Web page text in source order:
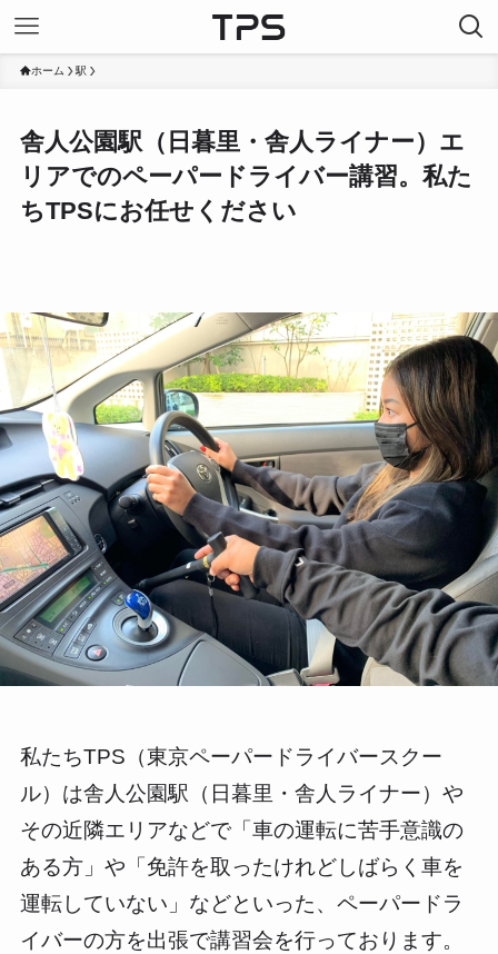
ホーム 駅
舎人公園駅（日暮里・舎人ライナー）エ
リアでのペーパードライバー講習。私た
ちTPSにお任せください
私たちTPS（東京ペーパードライバースクー
ル）は舎人公園駅（日暮里・舎人ライナー）や
その近隣エリアなどで「車の運転に苦手意識の
ある方」や「免許を取ったけれどしばらく車を
運転していない」などといった、ペーパードラ
イバーの方を出張で講習会を行っております。